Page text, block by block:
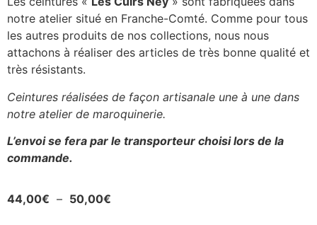
notre atelier situé en Franche-Comté. Comme pour tous
les autres produits de nos collections, nous nous
attachons à réaliser des articles de très bonne qualité et
très résistants.
Ceintures réalisées de façon artisanale une à une dans
notre atelier de maroquinerie.
L’envoi se fera par le transporteur choisi lors de la
commande.
44,00€ – 50,00€